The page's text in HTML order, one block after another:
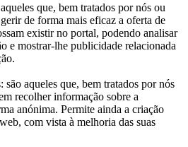
que, bem tratados por nós ou
de forma mais eficaz a oferta de
existir no portal, podendo analisar
e mostrar-lhe publicidade relacionada
aqueles que, bem tratados por nós
recolher informação sobre a
anónima. Permite ainda a criação
com vista à melhoria das suas